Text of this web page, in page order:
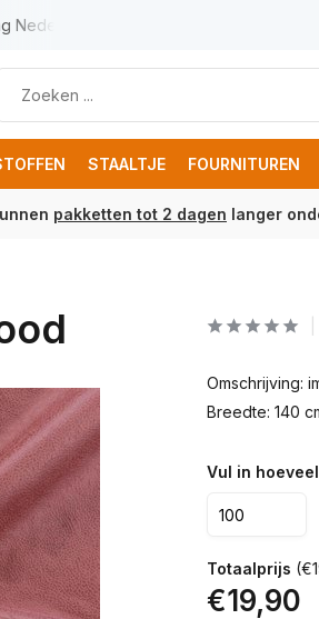
Nederland € 5,95
STAALTJE FOURNITUREN
pakketten tot 2 dagen langer
Omschrijving:
Breedte: 140
Vul in
Totaalprijs
€19,90